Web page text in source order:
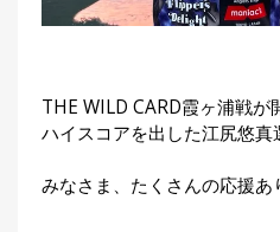
THE WILD CARD霞ヶ浦戦
ハイスコアを出した江尻悠真
みなさま、たくさんの応援あ
お
め
釣
り